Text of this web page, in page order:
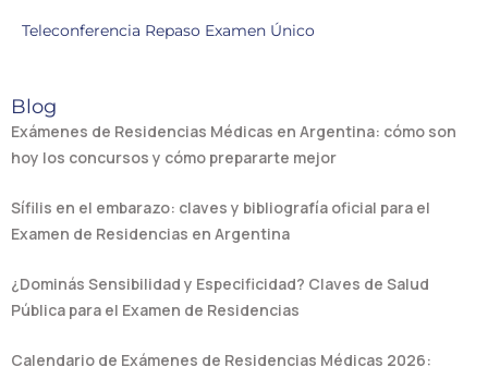
Teleconferencia Repaso Examen Único
Blog
Exámenes de Residencias Médicas en Argentina: cómo son
hoy los concursos y cómo prepararte mejor
Sífilis en el embarazo: claves y bibliografía oficial para el
Examen de Residencias en Argentina
¿Dominás Sensibilidad y Especificidad? Claves de Salud
Pública para el Examen de Residencias
Calendario de Exámenes de Residencias Médicas 2026: